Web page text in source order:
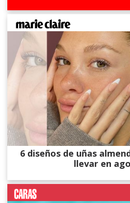
6 diseños de uñas
llevar en